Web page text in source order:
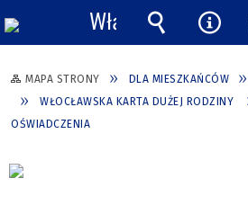
MAPA STRONY DLA MIESZKAŃCÓW
WŁOCŁAWSKA KARTA DUŻEJ RODZINY
OŚWIADCZENIA
Włącz
powiadomienia